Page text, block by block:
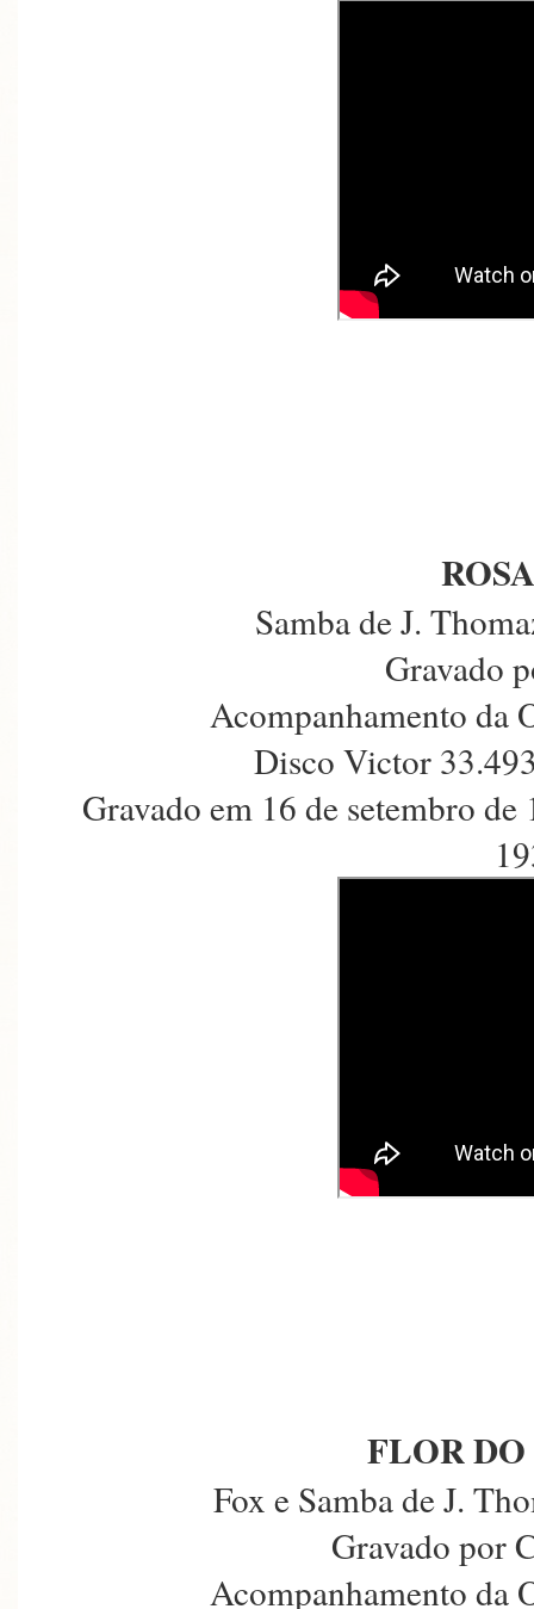
Samba de J.
Gravado
Acompanhamento da
Disco Victor
Gravado em 16 de setembro
FLOR
Fox e Samba de J.
Gravado por
Acompanhamento da